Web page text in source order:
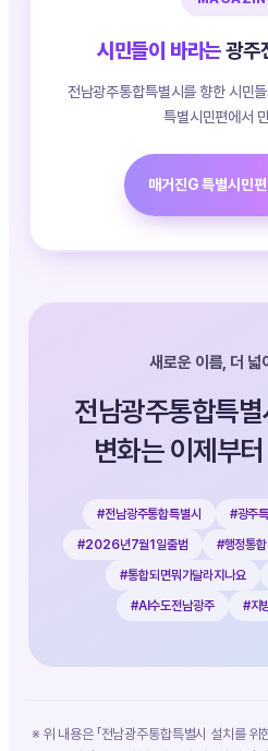
시민들이 바라는광주
전남광주통합특별시를 향한 시민
특별시민편에서
매거진G 특별시민
새로운 이름, 더 넓
전남광주통합특
변화는 이제부
#전남광주통합특별시 #광주
#2026년7월1일출범
#행정통합
#통합되면뭐가달라지나요
#AI수도전남광주
#지
※ 위 내용은 「전남광주통합특별시 설치를